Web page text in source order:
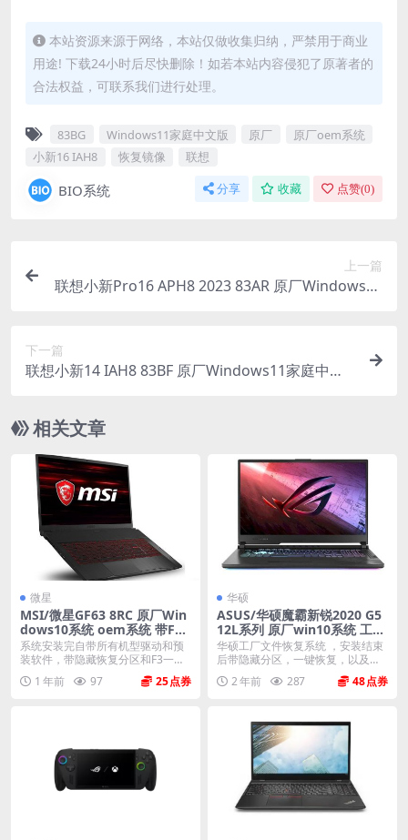
本站资源来源于网络，本站仅做收集归纳，严禁用于商业
用途! 下载24小时后尽快删除！如若本站内容侵犯了原著者的
合法权益，可联系我们进行处理。
83BG Windows11家庭中文版 原厂
原厂oem系统
小新16 IAH8
恢复镜像 联想
BIO系统 分享 收藏 点赞(0)
上一篇
联想小新Pro16 APH8 2023 83AR 原厂Windows11
下一篇
联想小新14 IAH8 83BF 原厂Windows11家庭中文
相关文章
微星
MSI/微星GF63 8RC 原厂Win
dows10系统 oem系统 带F3
一键恢复
系统安装完自带所有机型驱动和预
装软件，带隐藏恢复分区和F3一键
还原，恢复到新机开...
1 年前 97 25
华硕
ASUS/华硕魔霸新锐2020 G5
12L系列 原厂win10系统 工厂
文件 带F12 ASUS Recovery
恢复
华硕工厂文件恢复系统 ，安装结束
后带隐藏分区，一键恢复，以及机
器所有驱动软件。 ...
2 年前 287 48